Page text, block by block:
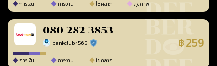
การเงิน การงาน โชคลาภ สุขภาพ
080-282-3853
bankclub4565 ร้านยืนยันแล้ว ฿ 259
การเงิน การงาน โชคลาภ